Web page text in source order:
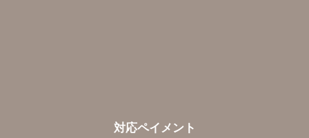
対応ペイメント